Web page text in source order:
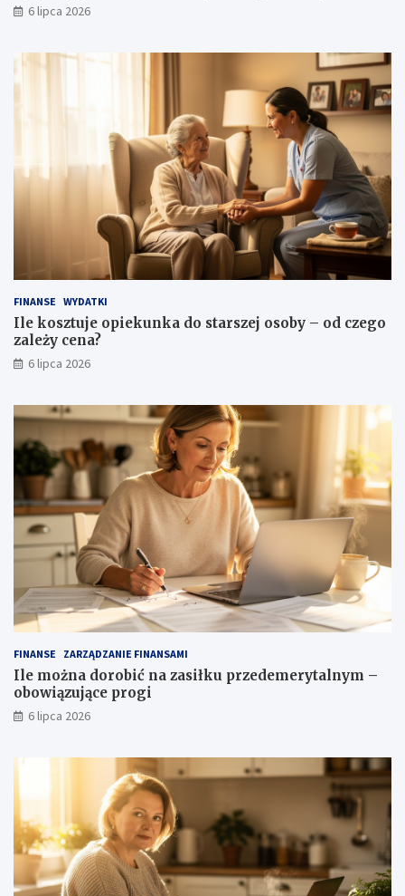
6 lipca 2026
FINANSE WYDATKI
Ile kosztuje opiekunka do starszej osoby – od czego
zależy cena?
6 lipca 2026
FINANSE ZARZĄDZANIE FINANSAMI
Ile można dorobić na zasiłku przedemerytalnym –
obowiązujące progi
6 lipca 2026